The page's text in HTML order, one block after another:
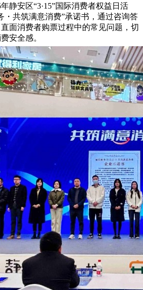
静安区“3·15”国际消费者权益日活
・共筑满意消费”承诺书，通过咨询答
面消费者购票过程中的常见问题，切
安全感。